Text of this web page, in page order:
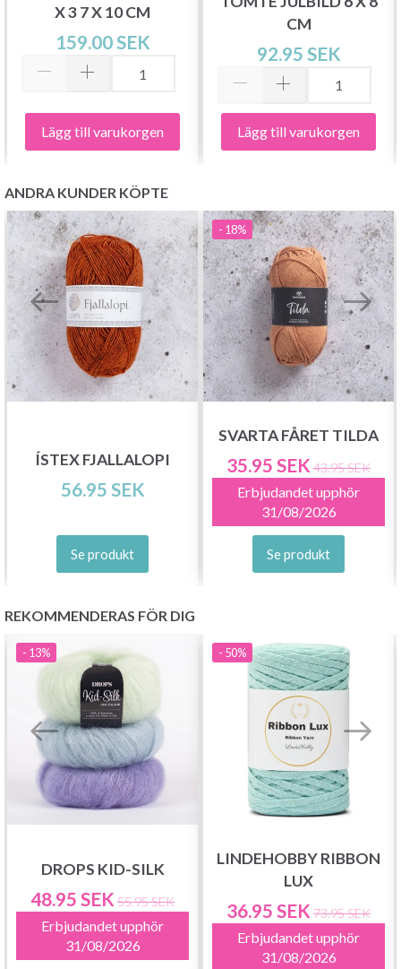
X 3 7 X 10 CM
159.00 SEK
Lägg till varukorgen
CM
92.95 SEK
Lägg till varukorgen
ANDRA KUNDER KÖPTE
ÍSTEX FJALLALOPI
56.95 SEK
Se produkt
- 18%
SVARTA FÅRET TILDA
35.95 SEK 43.95 SEK
Erbjudandet upphör
31/08/2026
Se produkt
REKOMMENDERAS FÖR DIG
- 13%
DROPS KID-SILK
48.95 SEK 55.95 SEK
Erbjudandet upphör
31/08/2026
- 50%
LINDEHOBBY RIBBON
LUX
36.95 SEK 73.95 SEK
Erbjudandet upphör
31/08/2026
Spara upp till 50%!
Bli en del av vår garn-gemenskap och få
exklusiv tillgång till inspirerande
stickmönster och specialerbjudanden!
Prenumerera